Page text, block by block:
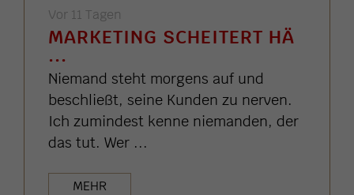
Vor 11 Tagen
MARKETING SCHEITERT HÄ
...
Niemand steht morgens auf und
beschließt, seine Kunden zu nerven.
Ich zumindest kenne niemanden, der
das tut. Wer ...
MEHR